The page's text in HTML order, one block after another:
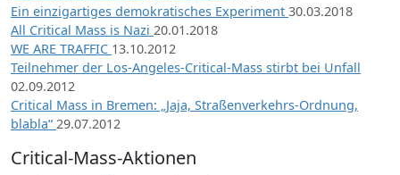
Ein einzigartiges demokratisches Experiment 30.03.2018
All Critical Mass is Nazi 20.01.2018
WE ARE TRAFFIC 13.10.2012
Teilnehmer der Los-Angeles-Critical-Mass stirbt bei Unfall
02.09.2012
Critical Mass in Bremen: „Jaja, Straßenverkehrs-Ordnung,
blabla“ 29.07.2012
Critical-Mass-Aktionen